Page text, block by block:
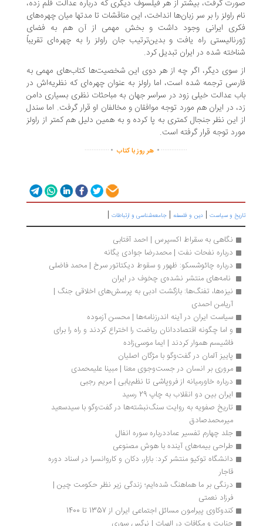
گرفت، بیشتر از هر فیلسوف دیگری که درباره عدالت قلم زده،
راولز را بر سر زبان‌ها انداخت، این مناقشات تا مدتها میان چهره‌های
ایرانی وجود داشت و بخش مهمی از آن هم به فضای
راه یافت و بدین‌ترتیب جان راولز را به چهره‌ای تقریباً
شده در ایران تبدیل کرد.
سوی دیگر، اگر چه از هر دوی این شخصیت‌ها کتاب‌های مهمی به
ترجمه شده است، اما راولز به عنوان چهره‌ای که نظریه‌اش در
عدالت خیلی زود در سراسر جهان به مباحثات نظری بسیاری دامن
در ایران هم مورد توجه موافقان و مخالفان او قرار گرفت. اما سندل
این نظر جنجال کمتری به پا کرده و به همین دلیل هم کمتر از راولز
توجه قرار گرفته است.
...............
. هر روز با کتاب .
..............
و سیاست|دین و فلسفه| جامعه‌شناسی و ارتباطات|
نگاهی به سقراط اکسپرس | احمد آفتابی
درباره نفحات نفت | محمدرضا جوادی یگانه
درباره چائوشسکو: ظهور و سقوط دیکتاتور سرخ | محمد فاضلی
نامه‌های منتشر نشده‌ی چخوف در ایران
آریامن احمدی
سیاست ایران در آینه اندرزنامه‌ها | محسن آزموده
و اما چگونه اقتصاددانان ریاضت را اختراع کردند و راه را برای
فاشیسم هموار کردند | ایما موسی‌زاده
پاییز آلمان در گفت‌وگو با مژگان اصلیان
مروری بر انسان در جست‌وجوی معنا | مبینا علیمحمدی
درباره خاورمیانه از فروپاشی تا نظم‌یابی | مریم رجبی
ایران بین دو انقلاب به چاپ 29 رسید
تاریخ صفویه به روایت سنگ‌نبشته‌ها در گفت‌وگو با سیدسعید
میرمحمدصادق
جلد چهارم تفسیر عماددرباره سوره انفال
طراحی بیمه‌های آینده با هوش مصنوعی
دانشگاه توکیو منتشر کرد: بازار، دکان و کاروانسرا در اسناد دوره
درنگی بر ما هماهنگ شده‌ایم؛ زندگی زیر نظر حکومت چین |
فرزاد نعمتی
کندوکاوی پیرامون مسائل اجتماعی ایران از 1357 تا 1400